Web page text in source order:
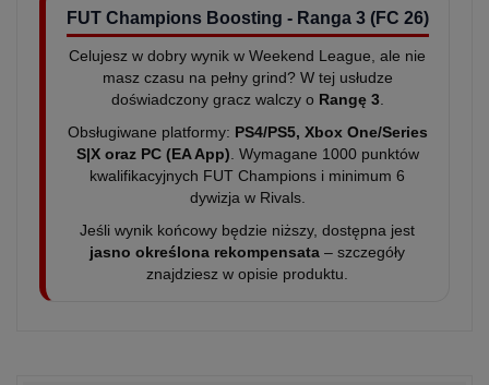
FUT Champions Boosting - Ranga 3 (FC 26)
Celujesz w dobry wynik w Weekend League, ale nie
masz czasu na pełny grind? W tej usłudze
doświadczony gracz walczy o Rangę 3.
Obsługiwane platformy: PS4/PS5, Xbox One/Series
S|X oraz PC (EA App). Wymagane 1000 punktów
kwalifikacyjnych FUT Champions i minimum 6
dywizja w Rivals.
Jeśli wynik końcowy będzie niższy, dostępna jest
jasno określona rekompensata – szczegóły
znajdziesz w opisie produktu.